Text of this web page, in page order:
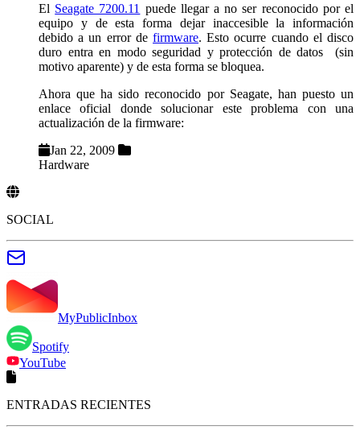
El Seagate 7200.11 puede llegar a no ser reconocido por el
equipo y de esta forma dejar inaccesible la información
debido a un error de firmware. Esto ocurre cuando el disco
duro entra en modo seguridad y protección de datos (sin
motivo aparente) y de esta forma se bloquea.
Ahora que ha sido reconocido por Seagate, han puesto un
enlace oficial donde solucionar este problema con una
actualización de la firmware:
Jan 22, 2009
Hardware
SOCIAL
MyPublicInbox
Spotify
YouTube
ENTRADAS RECIENTES